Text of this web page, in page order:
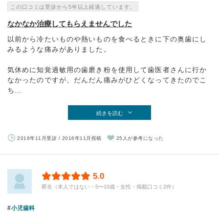
この口コミは受診から5年以上経過しています。
なかなか治療してもらえませんでした
以前から冷たいものや熱いものを食べるときに下の奥歯にし
みるような痛みがありました。
気休めに知覚過敏用の歯磨き粉を使用して歯医者さんに行か
なかったのですが、だんだん痛みがひどくなってきたのでこ
ち...
続きを読む
2016年11月受診 / 2016年11月投稿 25人が参考になった
5.0
匿名（本人ではない・5〜10歳・女性・掲載口コミ2件）
小児歯科